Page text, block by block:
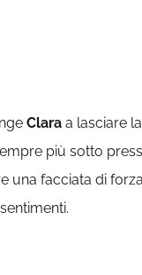
Clara a lasciare
più sotto
una facciata di